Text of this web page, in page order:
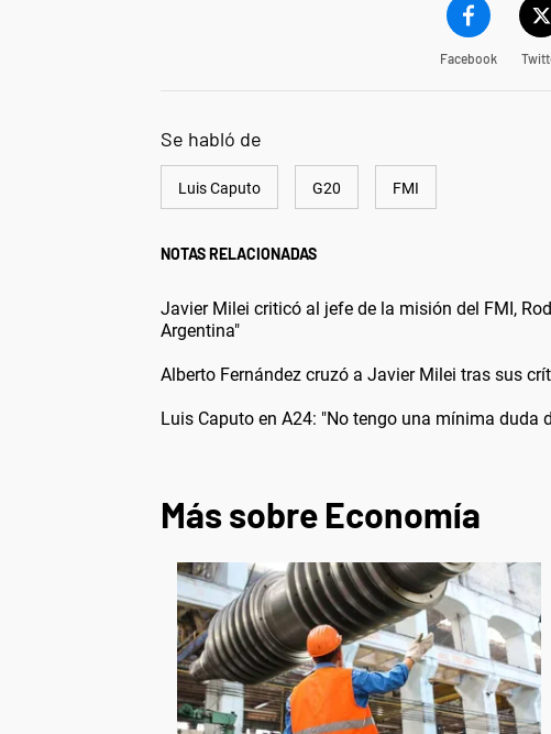
Facebook
Se habló de
Luis Caputo G20 FMI
NOTAS RELACIONADAS
Javier Milei criticó al jefe de la misión del FMI,
Argentina"
Alberto Fernández cruzó a Javier Milei tras sus
Luis Caputo en A24: "No tengo una mínima duda
Más sobre Economía